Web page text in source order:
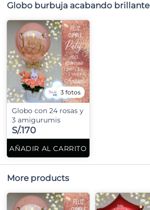
Globo burbuja acabando brillante
3 fotos
Globo con 24 rosas y
3 amigurumis
S/.170
AÑADIR AL CARRITO
More products